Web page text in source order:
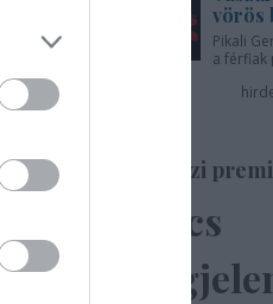
vörös
Pikali
a férfiak
Színházi
Nincs